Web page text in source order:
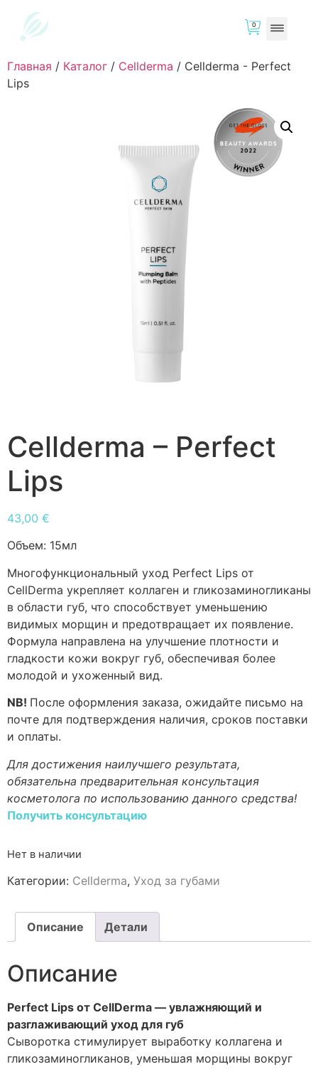
0
Главная / Каталог / Cellderma / Cellderma - Perfect
Lips
Cellderma – Perfect
Lips
43,00 €
Объем: 15мл
Многофункциональный уход Perfect Lips от
CellDerma укрепляет коллаген и гликозаминогликаны
в области губ, что способствует уменьшению
видимых морщин и предотвращает их появление.
Формула направлена на улучшение плотности и
гладкости кожи вокруг губ, обеспечивая более
молодой и ухоженный вид.
NB! После оформления заказа, ожидайте письмо на
почте для подтверждения наличия, сроков поставки
и оплаты.
Для достижения наилучшего результата,
обязательна предварительная консультация
косметолога по использованию данного средства!
Получить консультацию
Нет в наличии
Категории: Cellderma, Уход за губами
Описание Детали
Описание
Perfect Lips от CellDerma — увлажняющий и
разглаживающий уход для губ
Сыворотка стимулирует выработку коллагена и
гликозаминогликанов, уменьшая морщины вокруг